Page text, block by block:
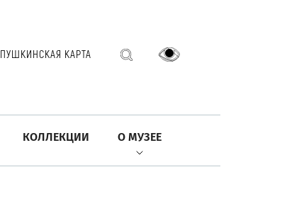
ПУШКИНСКАЯ КАРТА
КОЛЛЕКЦИИ О МУЗЕЕ